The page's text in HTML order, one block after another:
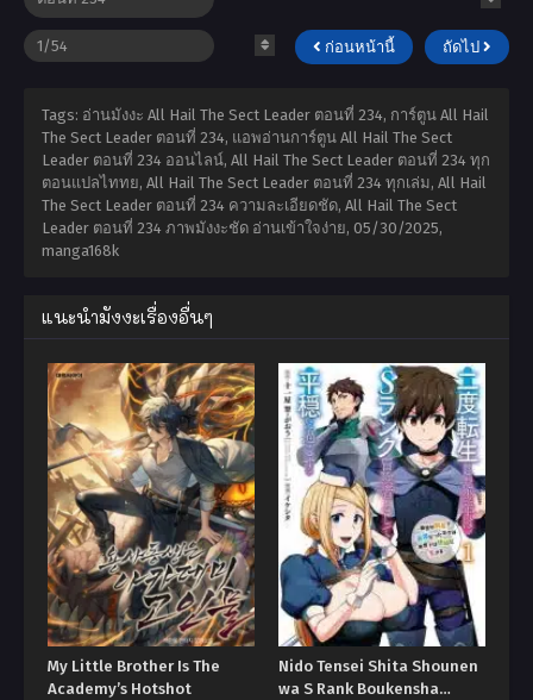
ก่อนหน้านี้ ถัดไป
Tags: อ่านมังงะ All Hail The Sect Leader ตอนที่ 234, การ์ตูน All Hail
The Sect Leader ตอนที่ 234, แอพอ่านการ์ตูน All Hail The Sect
Leader ตอนที่ 234 ออนไลน์, All Hail The Sect Leader ตอนที่ 234 ทุก
ตอนแปลไททย, All Hail The Sect Leader ตอนที่ 234 ทุกเล่ม, All Hail
The Sect Leader ตอนที่ 234 ความละเอียดชัด, All Hail The Sect
Leader ตอนที่ 234 ภาพมังงะชัด อ่านเข้าใจง่าย, 05/30/2025,
manga168k
แนะนำมังงะเรื่องอื่นๆ
My Little Brother Is The
Academy’s Hotshot
Nido Tensei Shita Shounen
wa S Rank Boukensha